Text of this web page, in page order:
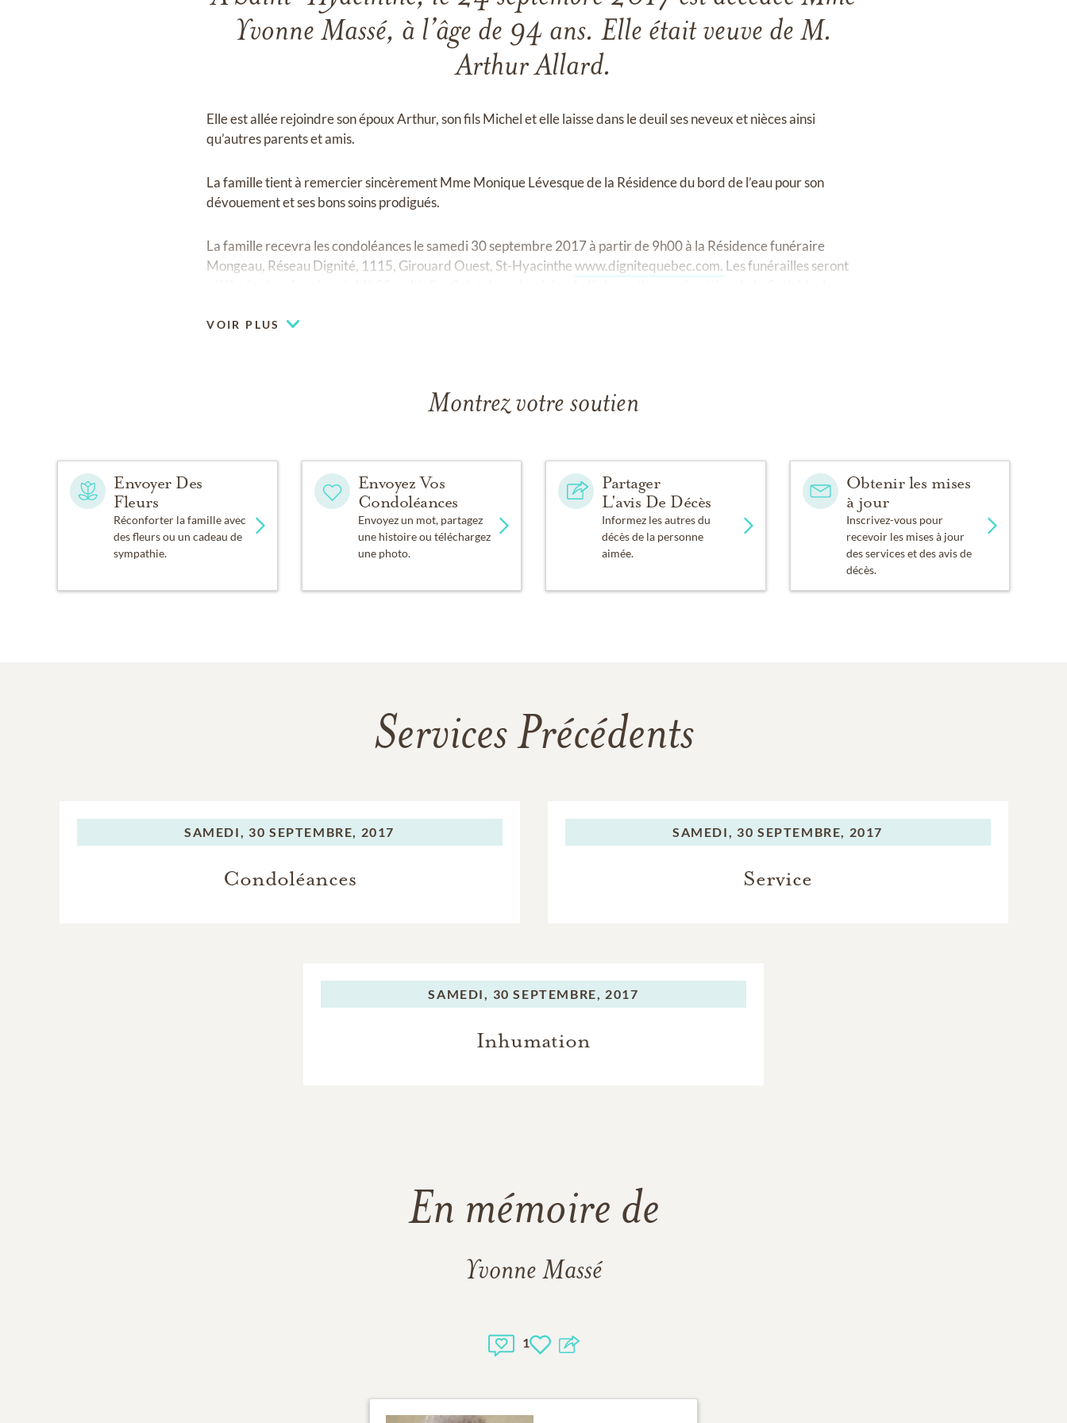
Yvonne Massé, à l’âge de 94 ans. Elle était veuve de M.
Arthur Allard.
Elle est allée rejoindre son époux Arthur, son fils Michel et elle laisse dans le deuil ses neveux et nièces ainsi
qu’autres parents et amis.
La famille tient à remercier sincèrement Mme Monique Lévesque de la Résidence du bord de l’eau pour son
dévouement et ses bons soins prodigués.
La famille recevra les condoléances le samedi 30 septembre 2017 à partir de 9h00 à la Résidence funéraire
Mongeau, Réseau Dignité, 1115, Girouard Ouest, St-Hyacinthewww.dignitequebec.com. Les funérailles seront
VOIR PLUS
Montrez votre soutien
Envoyer Des
Fleurs
Réconforter la famille avec
des fleurs ou un cadeau de
sympathie.
Envoyez Vos
Condoléances
Envoyez un mot, partagez
une histoire ou téléchargez
une photo.
Partager
L'avis De Décès
Informez les autres du
décès de la personne
aimée.
Obtenir les mises
à jour
Inscrivez-vous pour
recevoir les mises à jour
des services et des avis de
décès.
Services Précédents
SAMEDI, 30 SEPTEMBRE, 2017
Condoléances
SAMEDI, 30 SEPTEMBRE, 2017
Service
SAMEDI, 30 SEPTEMBRE, 2017
Inhumation
En mémoire de
Yvonne Massé
1